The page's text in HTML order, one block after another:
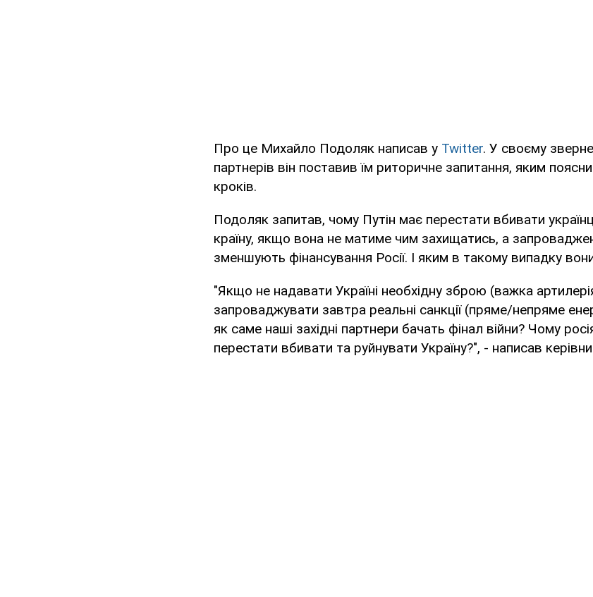
Про це Михайло Подоляк написав у Twitter. У своєму
партнерів він поставив їм риторичне запитання, яким
кроків.
Подоляк запитав, чому Путін має перестати вбивати
країну, якщо вона не матиме чим захищатись, а
зменшують фінансування Росії. І яким в такому випадку
"Якщо не надавати Україні необхідну зброю (важка
запроваджувати завтра реальні санкції (пряме/непряме
як саме наші західні партнери бачать фінал війни? Чому
перестати вбивати та руйнувати Україну?", - написав